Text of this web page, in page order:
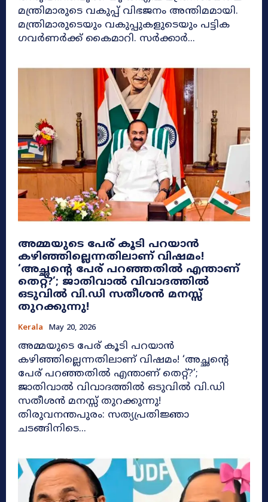
മന്ത്രിമാരുടെ വകുപ്പ് വിഭജനം അന്തിമമായി.
മന്ത്രിമാരുടെയും വകുപ്പുകളുടെയും പട്ടിക
ഗവർണർക്ക് കൈമാറി. സർക്കാർ...
അമ്മയുടെ പേര് കൂടി പറയാൻ
കഴിഞ്ഞില്ലെന്നതിലാണ് വിഷമം! ​
‘അച്ഛന്റെ പേര് പറഞ്ഞതിൽ എന്താണ്
തെറ്റ്?’; ജാതിവാൽ വിവാദത്തിൽ
ഒടുവിൽ വി.ഡി സതീശൻ മനസ്സ്
തുറക്കുന്നു!
Kerala May 20, 2026
അമ്മയുടെ പേര് കൂടി പറയാൻ
കഴിഞ്ഞില്ലെന്നതിലാണ് വിഷമം! ​‘അച്ഛന്റെ
പേര് പറഞ്ഞതിൽ എന്താണ് തെറ്റ്?’;
ജാതിവാൽ വിവാദത്തിൽ ഒടുവിൽ വി.ഡി
സതീശൻ മനസ്സ് തുറക്കുന്നു!
തിരുവനന്തപുരം: സത്യപ്രതിജ്ഞാ
ചടങ്ങിനിടെ...